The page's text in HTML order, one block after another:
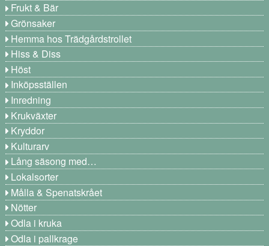
Frukt & Bär
Grönsaker
Hemma hos Trädgårdstrollet
Hiss & Diss
Höst
Inköpsställen
Inredning
Krukväxter
Kryddor
Kulturarv
Lång säsong med…
Lokalsorter
Målla & Spenatskrået
Nötter
Odla i kruka
Odla i pallkrage